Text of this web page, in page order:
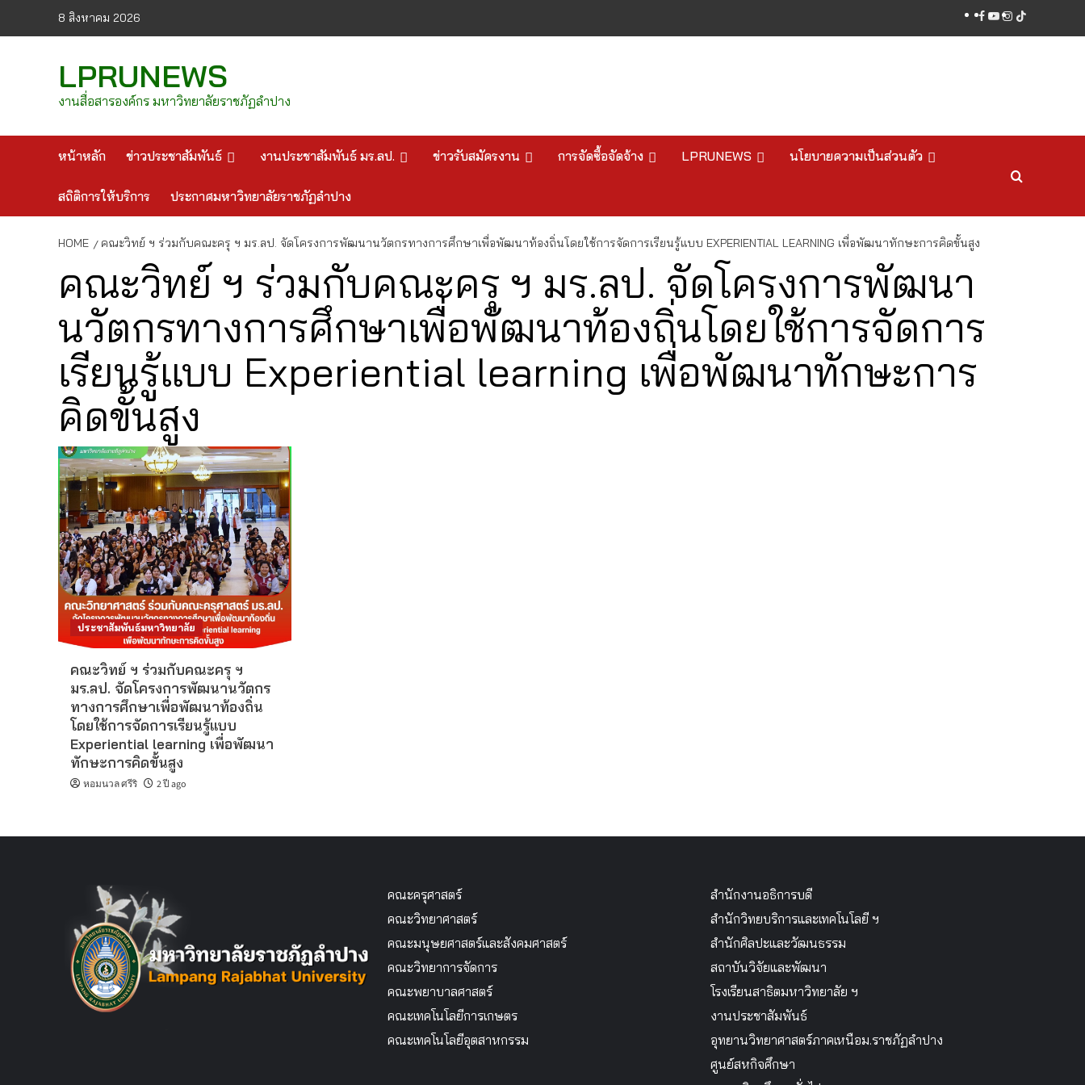
8 สิงหาคม 2026 facebook
youtube
instagram
tiktok
LPRUNEWS
งานสื่อสารองค์กร มหาวิทยาลัยราชภัฏลำปาง
หน้าหลัก ข่าวประชาสัมพันธ์ งานประชาสัมพันธ์ มร.ลป. ข่าวรับสมัครงาน การจัดซื้อจัดจ้าง LPRUNEWS นโยบายความเป็นส่วนตัว
สถิติการให้บริการ ประกาศมหาวิทยาลัยราชภัฏลำปาง
HOME คณะวิทย์ ฯ ร่วมกับคณะครุ ฯ มร.ลป. จัดโครงการพัฒนานวัตกรทางการศึกษาเพื่อพัฒนาท้องถิ่นโดยใช้การจัดการเรียนรู้แบบ EXPERIENTIAL LEARNING เพื่อพัฒนาทักษะการคิดขั้นสูง
คณะวิทย์ ฯ ร่วมกับคณะครุ ฯ มร.ลป. จัดโครงการพัฒนา
นวัตกรทางการศึกษาเพื่อพัฒนาท้องถิ่นโดยใช้การจัดการ
เรียนรู้แบบ Experiential learning เพื่อพัฒนาทักษะการ
คิดขั้นสูง
ประชาสัมพันธ์มหาวิทยาลัย
คณะวิทย์ ฯ ร่วมกับคณะครุ ฯ
มร.ลป. จัดโครงการพัฒนานวัตกร
ทางการศึกษาเพื่อพัฒนาท้องถิ่น
โดยใช้การจัดการเรียนรู้แบบ
Experiential learning เพื่อพัฒนา
ทักษะการคิดขั้นสูง
หอมนวล ศรีริ 2 ปี ago
คณะครุศาสตร์
คณะวิทยาศาสตร์
คณะมนุษยศาสตร์และสังคมศาสตร์
คณะวิทยาการจัดการ
คณะพยาบาลศาสตร์
คณะเทคโนโลยีการเกษตร
คณะเทคโนโลยีอุตสาหกรรม
สำนักงานอธิการบดี
สำนักวิทยบริการและเทคโนโลยี ฯ
สำนักศิลปะและวัฒนธรรม
สถาบันวิจัยและพัฒนา
โรงเรียนสาธิตมหาวิทยาลัย ฯ
งานประชาสัมพันธ์
อุทยานวิทยาศาสตร์ภาคเหนือม.ราชภัฏลำปาง
ศูนย์สหกิจศึกษา